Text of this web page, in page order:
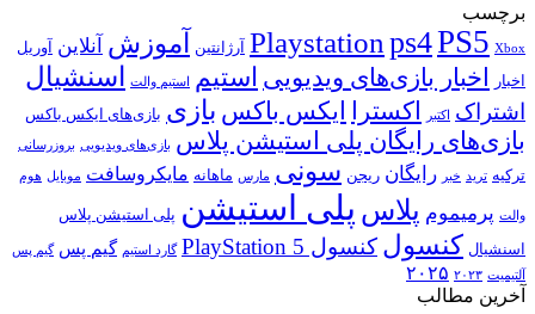
برچسب
Playstation ps4PS5 Xbox آرژانتین آموزش آنلاین آوریل
اخبار
اخبار بازی‌های ویدیویی استیم استیم والت اسنشیال
اشتراک اکتبر اکسترا ایکس باکس بازی بازی‌های ایکس باکس
بازی‌های رایگان پلی استیشن پلاس بازی‌های ویدیویی بروزرسانی
ترکیه ترید خبر رایگان ریجن سونی مارس ماهانه مایکروسافت موبایل هوم
والت پرمیموم پلاس پلی استیشن پلی استیشن پلاس
اسنشیال کنسول کنسول PlayStation 5 گارد استیم گیم پس گیم پس
آلتیمیت ۲۰۲۳ ۲۰۲۵
آخرین مطالب